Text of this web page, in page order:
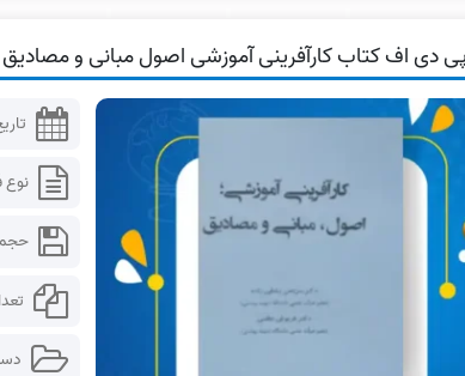
دی اف کتاب کارآفرینی آموزشی اصول مبانی و
نوع